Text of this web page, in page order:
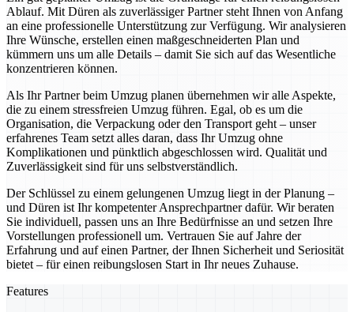
Ablauf. Mit Düren als zuverlässiger Partner steht Ihnen von Anfang
an eine professionelle Unterstützung zur Verfügung. Wir analysieren
Ihre Wünsche, erstellen einen maßgeschneiderten Plan und
kümmern uns um alle Details – damit Sie sich auf das Wesentliche
konzentrieren können.
Als Ihr Partner beim Umzug planen übernehmen wir alle Aspekte,
die zu einem stressfreien Umzug führen. Egal, ob es um die
Organisation, die Verpackung oder den Transport geht – unser
erfahrenes Team setzt alles daran, dass Ihr Umzug ohne
Komplikationen und pünktlich abgeschlossen wird. Qualität und
Zuverlässigkeit sind für uns selbstverständlich.
Der Schlüssel zu einem gelungenen Umzug liegt in der Planung –
und Düren ist Ihr kompetenter Ansprechpartner dafür. Wir beraten
Sie individuell, passen uns an Ihre Bedürfnisse an und setzen Ihre
Vorstellungen professionell um. Vertrauen Sie auf Jahre der
Erfahrung und auf einen Partner, der Ihnen Sicherheit und Seriosität
bietet – für einen reibungslosen Start in Ihr neues Zuhause.
Features